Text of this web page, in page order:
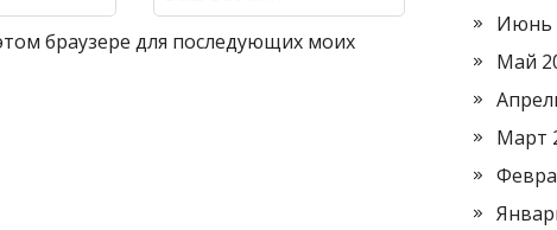
браузере для последующих моих
Июнь
Май
Март